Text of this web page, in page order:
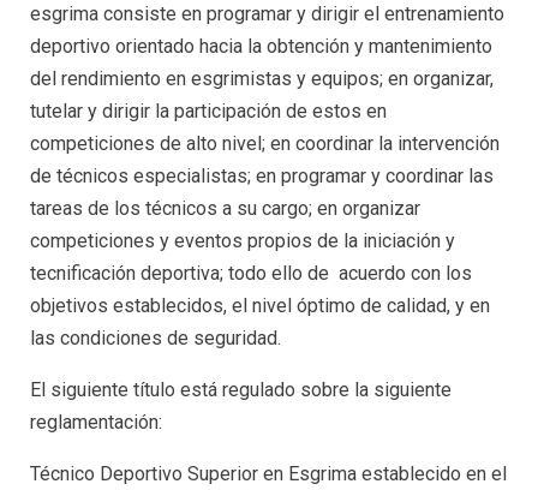
esgrima consiste en programar y dirigir el entrenamiento
deportivo orientado hacia la obtención y mantenimiento
del rendimiento en esgrimistas y equipos; en organizar,
tutelar y dirigir la participación de estos en
competiciones de alto nivel; en coordinar la intervención
de técnicos especialistas; en programar y coordinar las
tareas de los técnicos a su cargo; en organizar
competiciones y eventos propios de la iniciación y
tecnificación deportiva; todo ello de acuerdo con los
objetivos establecidos, el nivel óptimo de calidad, y en
las condiciones de seguridad.
El siguiente título está regulado sobre la siguiente
reglamentación:
Técnico Deportivo Superior en Esgrima establecido en el